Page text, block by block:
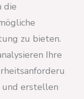
die
zu bieten.
Ihre
und erstellen